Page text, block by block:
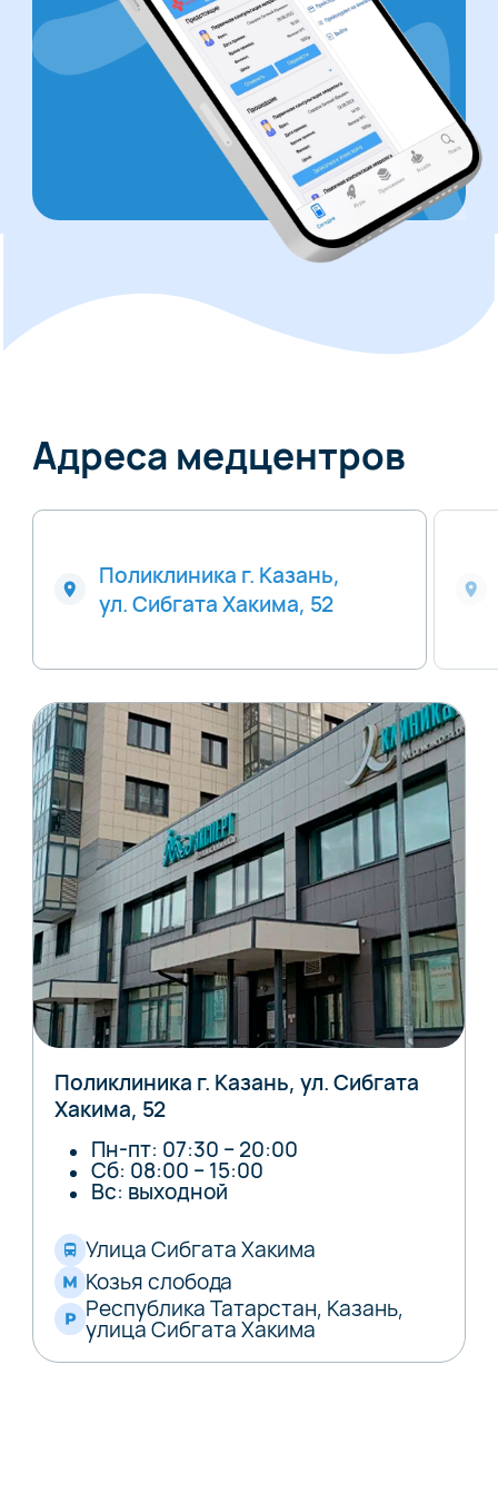
Адреса медцентров
Поликлиника г. Казань,
ул. Сибгата Хакима, 52
Поликлиника г. Казань, ул. Сибгата
Хакима, 52
Пн-пт: 07:30 – 20:00
Сб: 08:00 – 15:00
Вс: выходной
Улица Сибгата Хакима
Козья слобода
Республика Татарстан, Казань,
улица Сибгата Хакима